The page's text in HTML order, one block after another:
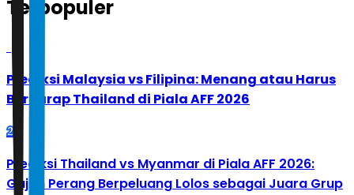
Terpopuler
Prediksi Malaysia vs Filipina: Menang atau Harus
Berharap Thailand di Piala AFF 2026
2
Prediksi Thailand vs Myanmar di Piala AFF 2026:
Gajah Perang Berpeluang Lolos sebagai Juara Grup